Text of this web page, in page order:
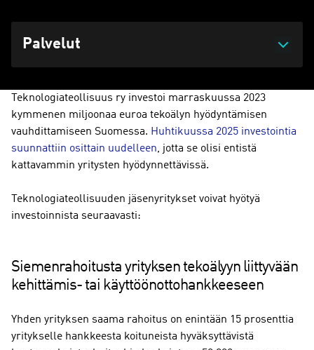
Palvelut
Teknologiateollisuus ry investoi marraskuussa 2023
kymmenen miljoonaa euroa tekoälyn hyödyntämisen
vauhdittamiseen Suomessa. Huhtikuussa 2025 investointia
suunnattiin osittain uudelleen, jotta se olisi entistä
kattavammin yritysten hyödynnettävissä.
Teknologiateollisuuden jäsenyritykset voivat hyötyä
investoinnista seuraavasti:
Siemenrahoitusta yrityksen tekoälyyn liittyvään
kehittämis- tai käyttöönottohankkeeseen
Yhden yrityksen saama rahoitus on enintään 15 prosenttia
yritykselle hankkeesta koituneista hyväksyttävistä